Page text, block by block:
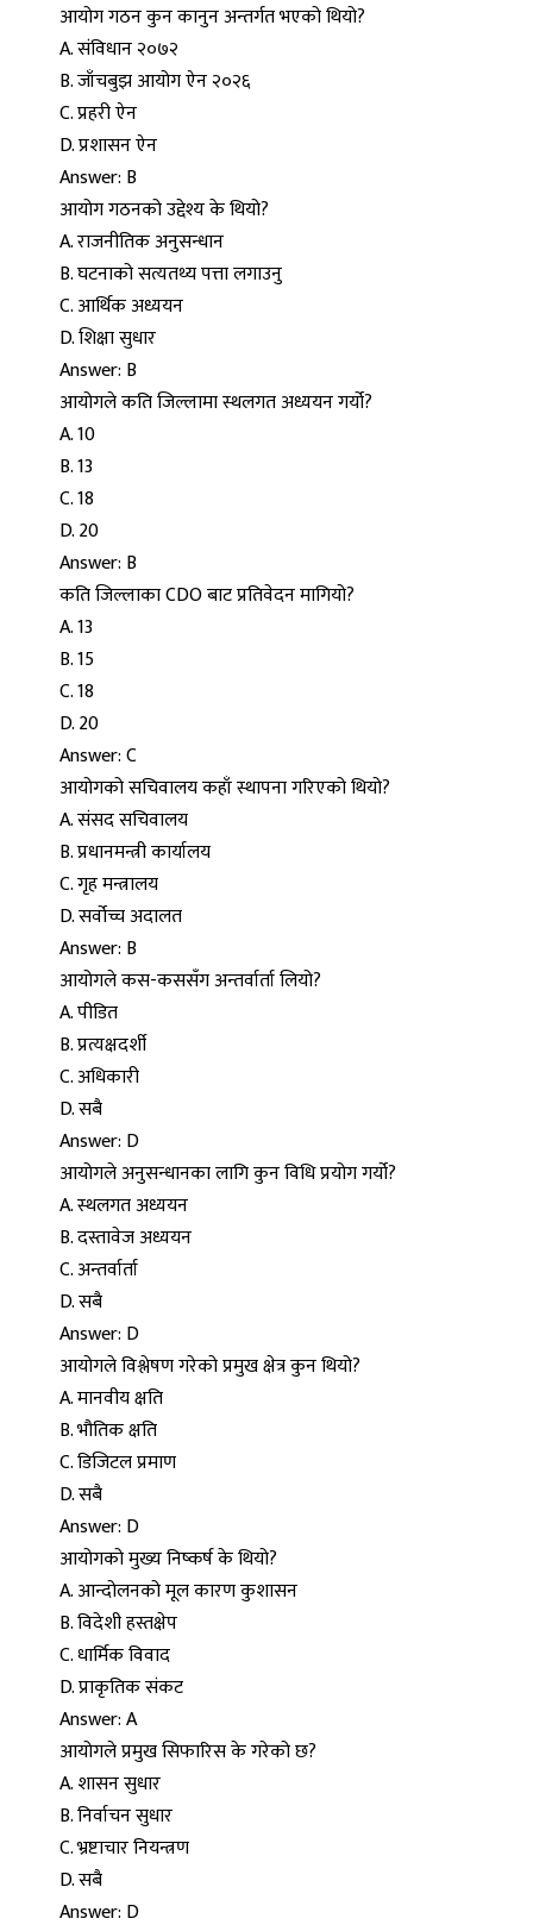
आयोग गठन कुन कानुन अन्तर्गत भएको थियो?
A. संविधान २०७२
B. जाँचबुझ आयोग ऐन २०२६
C. प्रहरी ऐन
D. प्रशासन ऐन
Answer: B
आयोग गठनको उद्देश्य के थियो?
A. राजनीतिक अनुसन्धान
B. घटनाको सत्यतथ्य पत्ता लगाउनु
C. आर्थिक अध्ययन
D. शिक्षा सुधार
Answer: B
आयोगले कति जिल्लामा स्थलगत अध्ययन गर्यो?
A. 10
B. 13
C. 18
D. 20
Answer: B
कति जिल्लाका CDO बाट प्रतिवेदन मागियो?
A. 13
B. 15
C. 18
D. 20
Answer: C
आयोगको सचिवालय कहाँ स्थापना गरिएको थियो?
A. संसद सचिवालय
B. प्रधानमन्त्री कार्यालय
C. गृह मन्त्रालय
D. सर्वोच्च अदालत
Answer: B
आयोगले कस-कससँग अन्तर्वार्ता लियो?
A. पीडित
B. प्रत्यक्षदर्शी
C. अधिकारी
D. सबै
Answer: D
आयोगले अनुसन्धानका लागि कुन विधि प्रयोग गर्यो?
A. स्थलगत अध्ययन
B. दस्तावेज अध्ययन
C. अन्तर्वार्ता
D. सबै
Answer: D
आयोगले विश्लेषण गरेको प्रमुख क्षेत्र कुन थियो?
A. मानवीय क्षति
B. भौतिक क्षति
C. डिजिटल प्रमाण
D. सबै
Answer: D
आयोगको मुख्य निष्कर्ष के थियो?
A. आन्दोलनको मूल कारण कुशासन
B. विदेशी हस्तक्षेप
C. धार्मिक विवाद
D. प्राकृतिक संकट
Answer: A
आयोगले प्रमुख सिफारिस के गरेको छ?
A. शासन सुधार
B. निर्वाचन सुधार
C. भ्रष्टाचार नियन्त्रण
D. सबै
Answer: D